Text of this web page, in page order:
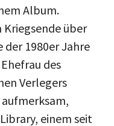
Album.
über
der 1980er Jahre
des
Verlegers
einem seit